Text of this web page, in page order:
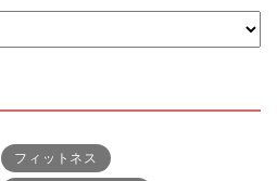
フィットネス